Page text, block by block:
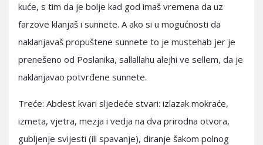
kuće, s tim da je bolje kad god imaš vremena da uz
farzove klanjaš i sunnete. A ako si u mogućnosti da
naklanjavaš propuštene sunnete to je mustehab jer je
prenešeno od Poslanika, sallallahu alejhi ve sellem, da je
naklanjavao potvrđene sunnete.
Treće: Abdest kvari sljedeće stvari: izlazak mokraće,
izmeta, vjetra, mezja i vedja na dva prirodna otvora,
gubljenje svijesti (ili spavanje), diranje šakom polnog